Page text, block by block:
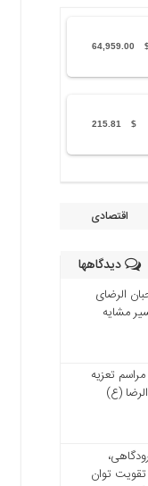
64,959.00
$
215.81
اقتصادی
دیدگاهها
الرضای
مراسم تعزیه
(ع)
توان